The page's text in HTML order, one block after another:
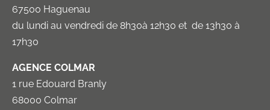
67500 Haguenau
du lundi au vendredi de 8h30à 12h30 et de 13h30 à
17h30
AGENCE COLMAR
1 rue Edouard Branly
68000 Colmar